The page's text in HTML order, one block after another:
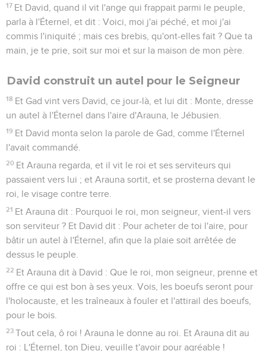
17 Et David, quand il vit l'ange qui frappait parmi le peuple,
parla à l'Éternel, et dit : Voici, moi j'ai péché, et moi j'ai
commis l'iniquité ; mais ces brebis, qu'ont-elles fait ? Que ta
main, je te prie, soit sur moi et sur la maison de mon père.
David construit un autel pour le Seigneur
18 Et Gad vint vers David, ce jour-là, et lui dit : Monte, dresse
un autel à l'Éternel dans l'aire d'Arauna, le Jébusien.
19 Et David monta selon la parole de Gad, comme l'Éternel
l'avait commandé.
20 Et Arauna regarda, et il vit le roi et ses serviteurs qui
passaient vers lui ; et Arauna sortit, et se prosterna devant le
roi, le visage contre terre.
21 Et Arauna dit : Pourquoi le roi, mon seigneur, vient-il vers
son serviteur ? Et David dit : Pour acheter de toi l'aire, pour
bâtir un autel à l'Éternel, afin que la plaie soit arrêtée de
dessus le peuple.
22 Et Arauna dit à David : Que le roi, mon seigneur, prenne et
offre ce qui est bon à ses yeux. Vois, les boeufs seront pour
l'holocauste, et les traîneaux à fouler et l'attirail des boeufs,
pour le bois.
23 Tout cela, ô roi ! Arauna le donne au roi. Et Arauna dit au
roi : L'Éternel, ton Dieu, veuille t'avoir pour agréable !